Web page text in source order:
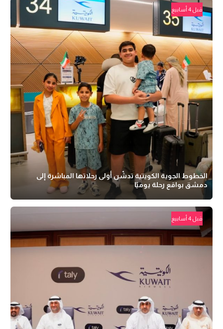
قبل 4 أسابيع
الخطوط الجوية الكويتية تدشّن أولى رحلاتها المباشرة إلى
دمشق بواقع رحلة يوميًا
قبل 4 أسابيع